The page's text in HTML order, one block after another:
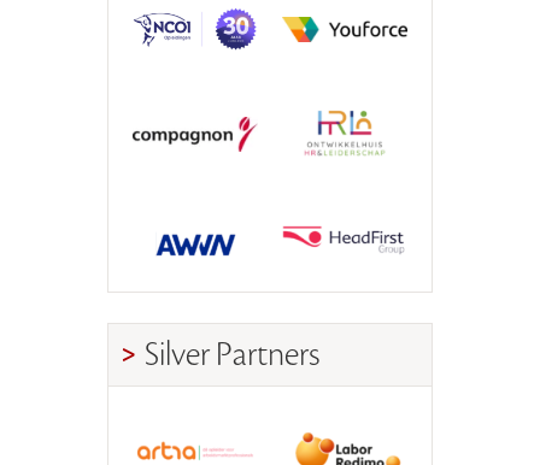
Silver Partners